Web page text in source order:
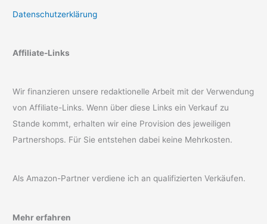
Datenschutzerklärung
Affiliate-Links
Wir finanzieren unsere redaktionelle Arbeit mit der Verwendung
von Affiliate-Links. Wenn über diese Links ein Verkauf zu
Stande kommt, erhalten wir eine Provision des jeweiligen
Partnershops. Für Sie entstehen dabei keine Mehrkosten.
Als Amazon-Partner verdiene ich an qualifizierten Verkäufen.
Mehr erfahren